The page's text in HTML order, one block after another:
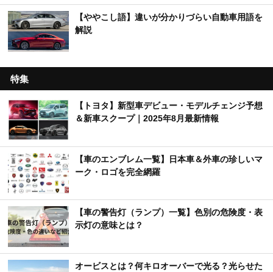
【ややこし語】違いが分かりづらい自動車用語を
解説
特集
【トヨタ】新型車デビュー・モデルチェンジ予想
＆新車スクープ｜2025年8月最新情報
【車のエンブレム一覧】日本車＆外車の珍しいマ
ーク・ロゴを完全網羅
【車の警告灯（ランプ）一覧】色別の危険度・表
示灯の意味とは？
オービスとは？何キロオーバーで光る？光らせた